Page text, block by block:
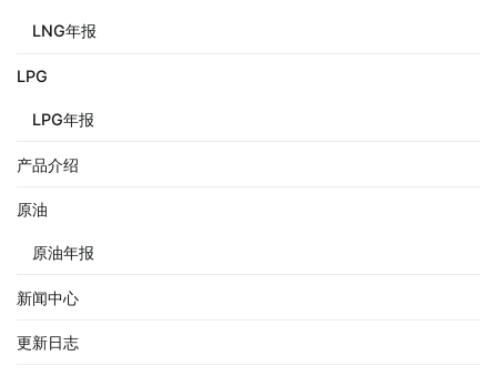
LNG年报
LPG
LPG年报
产品介绍
原油
原油年报
新闻中心
更新日志